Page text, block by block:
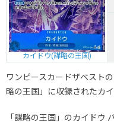
2025.11.25
100円
2025.11.15
100円
2025.11.5
100円
2025.10.25
100円
カイドウ(謀略の王国)
ワンピースカードザベスト
略の王国」に収録されたカ
「謀略の王国」のカイドウ